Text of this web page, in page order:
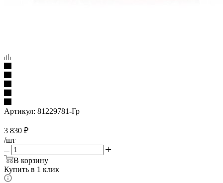
Артикул: 81229781-Гр
3 830 ₽
/шт
В корзину
Купить в 1 клик